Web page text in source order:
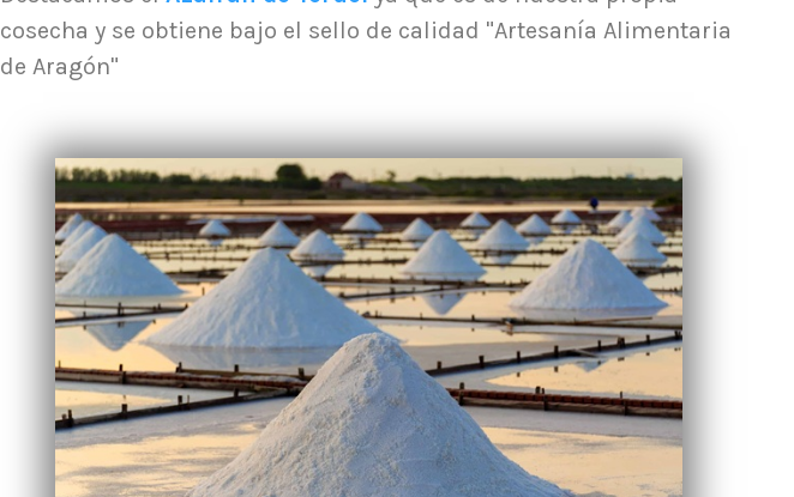
cosecha y se obtiene bajo el sello de calidad "Artesanía Alimentaria
de Aragón"